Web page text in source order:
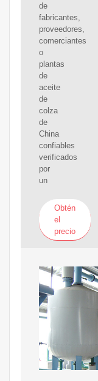
de
fabricantes,
proveedores,
comerciantes
o
plantas
de
aceite
de
colza
de
China
confiables
verificados
por
un
Obtén
el
precio